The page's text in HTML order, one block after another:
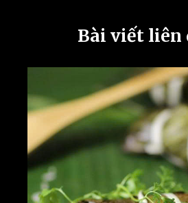
Bài viết liên